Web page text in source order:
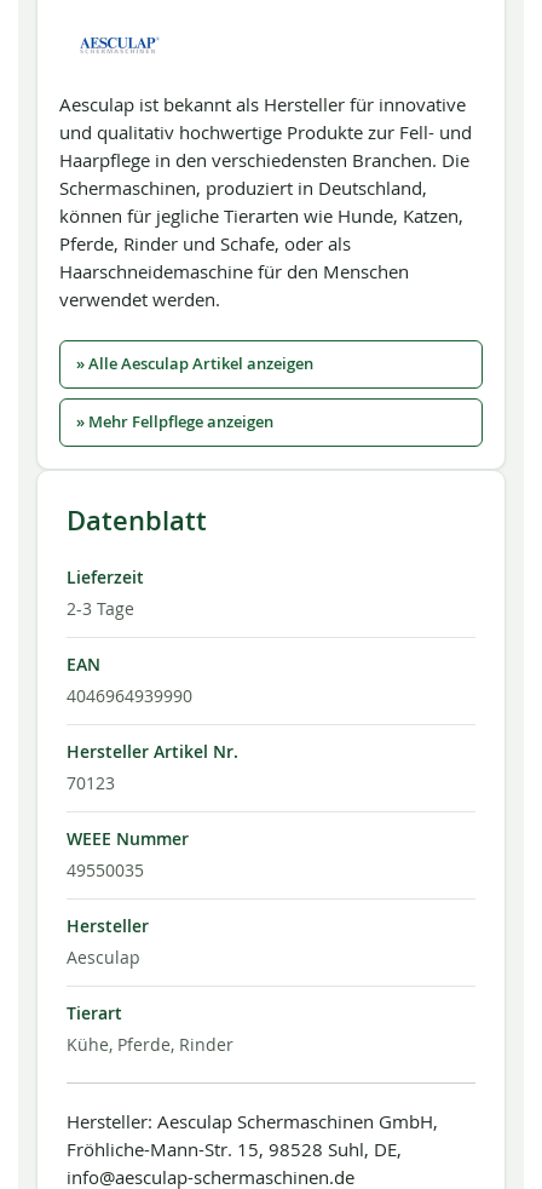
Aesculap ist bekannt als Hersteller für innovative
und qualitativ hochwertige Produkte zur Fell- und
Haarpflege in den verschiedensten Branchen. Die
Schermaschinen, produziert in Deutschland,
können für jegliche Tierarten wie Hunde, Katzen,
Pferde, Rinder und Schafe, oder als
Haarschneidemaschine für den Menschen
verwendet werden.
» Alle Aesculap Artikel anzeigen
» Mehr Fellpflege anzeigen
Datenblatt
Lieferzeit
2-3 Tage
EAN
4046964939990
Hersteller Artikel Nr.
70123
WEEE Nummer
49550035
Hersteller
Aesculap
Tierart
Kühe, Pferde, Rinder
Hersteller: Aesculap Schermaschinen GmbH,
Fröhliche-Mann-Str. 15, 98528 Suhl, DE,
info@aesculap-schermaschinen.de